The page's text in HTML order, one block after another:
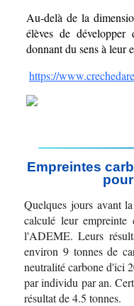
Au-delà de la
élèves de développer
donnant du sens à leur
https://
Empreintes
Quelques jours avant
calculé leur empreinte
l'ADEME. Leurs
environ 9 tonnes de
neutralité carbone d'ici
par individu par an.
résultat de 4.5 tonnes.